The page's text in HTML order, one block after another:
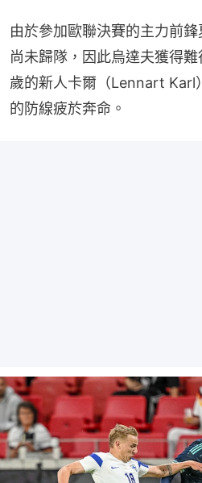
由於參加歐聯決賽的主力前
尚未歸隊，因此烏達夫獲得
歲的新人卡爾（Lennart Karl
的防線疲於奔命。